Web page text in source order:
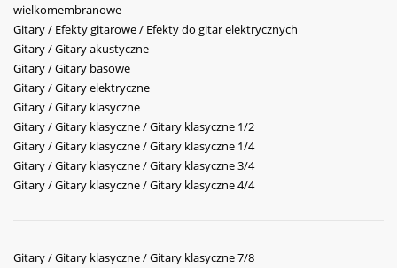
wielkomembranowe
Gitary / Efekty gitarowe / Efekty do gitar elektrycznych
Gitary / Gitary akustyczne
Gitary / Gitary basowe
Gitary / Gitary elektryczne
Gitary / Gitary klasyczne
Gitary / Gitary klasyczne / Gitary klasyczne 1/2
Gitary / Gitary klasyczne / Gitary klasyczne 1/4
Gitary / Gitary klasyczne / Gitary klasyczne 3/4
Gitary / Gitary klasyczne / Gitary klasyczne 4/4
Gitary / Gitary klasyczne / Gitary klasyczne 7/8